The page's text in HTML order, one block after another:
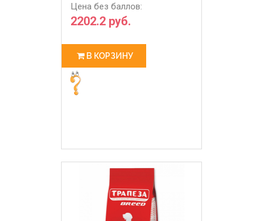
Цена без баллов:
2202.2 руб.
В КОРЗИНУ